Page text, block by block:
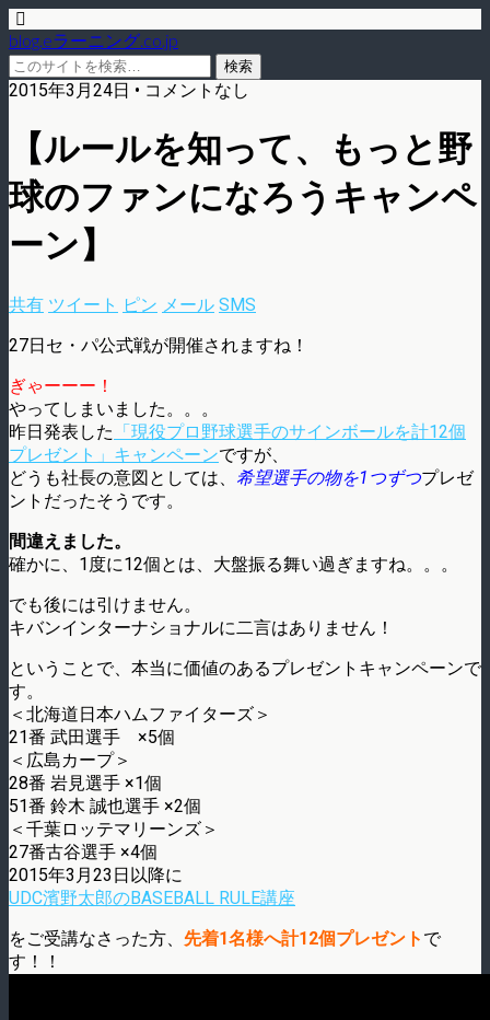
blog.eラーニング.co.jp
2015年3月24日 • コメントなし
【ルールを知って、もっと野
球のファンになろうキャンペ
ーン】
共有 ツイート ピン メール SMS
27日セ・パ公式戦が開催されますね！
ぎゃーーー！
やってしまいました。。。
昨日発表した 「現役プロ野球選手のサインボールを計12個
プレゼント」キャンペーンですが、
どうも社長の意図としては、 希望選手の物を1つずつプレゼ
ントだったそうです。
間違えました。
確かに、1度に12個とは、大盤振る舞い過ぎますね。。。
でも後には引けません。
キバンインターナショナルに二言はありません！
ということで、本当に価値のあるプレゼントキャンペーンで
す。
＜北海道日本ハムファイターズ＞
21番 武田選手 ×5個
＜広島カープ＞
28番 岩見選手 ×1個
51番 鈴木 誠也選手 ×2個
＜千葉ロッテマリーンズ＞
27番古谷選手 ×4個
2015年3月23日以降に
UDC濱野太郎のBASEBALL RULE講座
をご受講なさった方、 先着1名様へ計12個プレゼント で
す！！